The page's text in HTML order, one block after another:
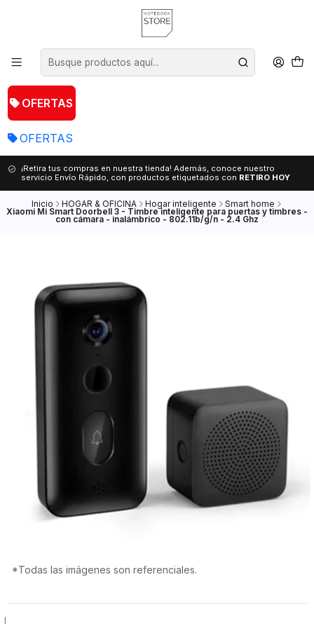
OFERTAS
OFERTAS
¡Retira tus compras en nuestra tienda! Además, conoce nuestro
servicio Envío Rápido, con productos etiquetados con RETIRO HOY
Inicio HOGAR & OFICINA Hogar inteligente Smart home
Xiaomi Mi Smart Doorbell 3 - Timbre inteligente para puertas y timbres -
con cámara - inalámbrico - 802.11b/g/n - 2.4 Ghz
*Todas las imágenes son referenciales.